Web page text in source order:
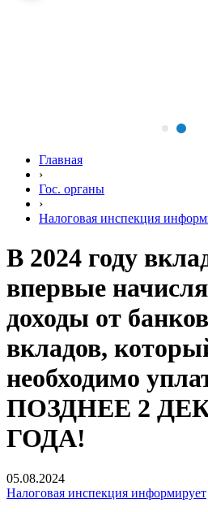
Главная
›
Гос. органы
›
Налоговая инспекция
В 2024 году
впервые
доходы от
вкладов,
необходимо
ПОЗДНЕЕ 2
ГОДА!
05.08.2024
Налоговая инспекция информирует